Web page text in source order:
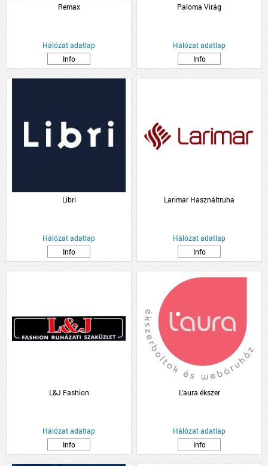
Remax
Hálózat adatlap
Info
Paloma Virág
Hálózat adatlap
Info
Libri
Hálózat adatlap
Info
Larimar Használtruha
Hálózat adatlap
Info
L&J Fashion
Hálózat adatlap
Info
L'aura ékszer
Hálózat adatlap
Info